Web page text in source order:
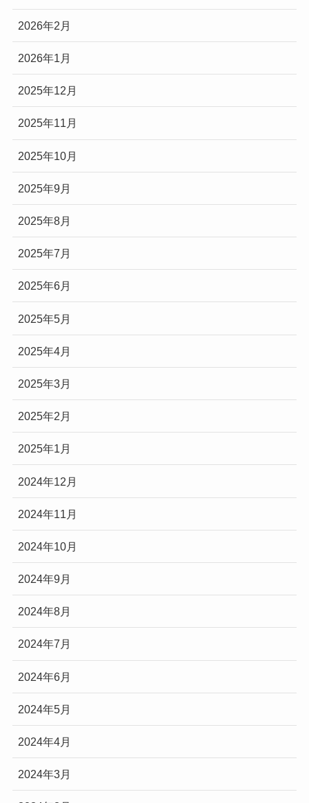
2026年2月
2026年1月
2025年12月
2025年11月
2025年10月
2025年9月
2025年8月
2025年7月
2025年6月
2025年5月
2025年4月
2025年3月
2025年2月
2025年1月
2024年12月
2024年11月
2024年10月
2024年9月
2024年8月
2024年7月
2024年6月
2024年5月
2024年4月
2024年3月